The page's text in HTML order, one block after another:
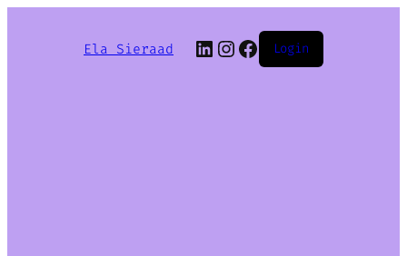
Ela Sieraad LinkedIn
Instagram
Facebook
Login